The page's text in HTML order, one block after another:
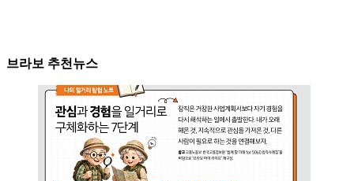
브라보 추천뉴스